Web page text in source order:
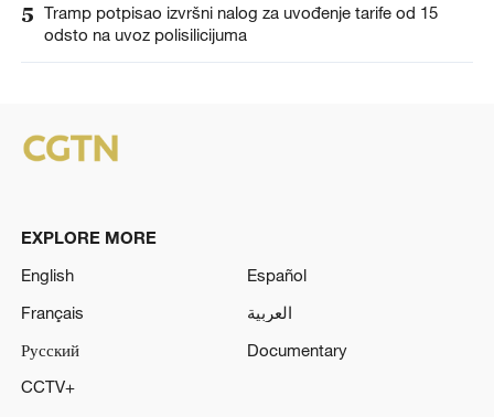
5 Tramp potpisao izvršni nalog za uvođenje tarife od 15
odsto na uvoz polisilicijuma
EXPLORE MORE
English
Español
Français
العربية
Русский
Documentary
CCTV+